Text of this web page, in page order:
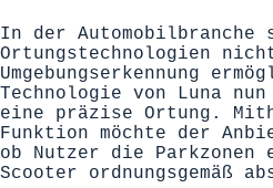
In der Automobilbranche
Ortungstechnologien
Umgebungserkennung
Technologie von Luna
eine präzise Ortung.
Funktion möchte der
ob Nutzer die Parkzonen
Scooter ordnungsgemäß